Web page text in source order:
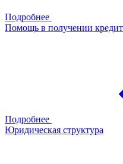
Подробнее
Помощь в получении
Подробнее
Юридическая структура